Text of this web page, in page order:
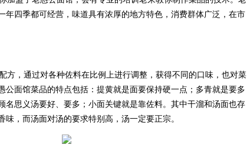
年四季都可经营，味道具有浓厚的地方特色，消费群体广泛，在市
，通过对各种佐料在比例上进行调整，获得不同的口味，也对菜
公面馆菜品的特点包括：提黄就是面要保持硬一点；多青就是要多
名思义汤要好、要多；小面关键就是靠佐料。其中干溜和汤面也存
，而汤面对汤的要求特别高，汤一定要正宗。